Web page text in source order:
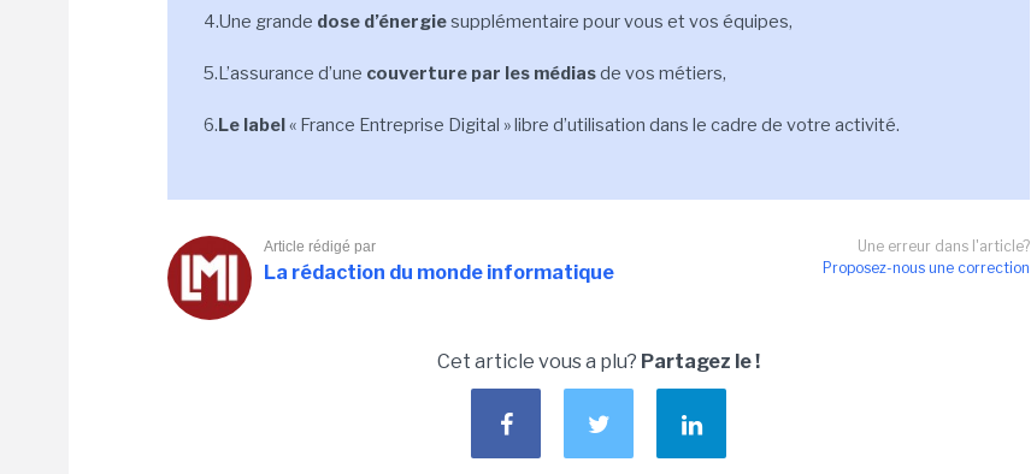
4.Une grande dose d’énergiesupplémentaire pour vous et vos équipes,
5.L’assurance d’une couverture par les médiasde vos métiers,
6.Le label« France Entreprise Digital » libre d’utilisation dans le cadre de votre activité.
Une erreur dans l'article?
Proposez-nous une correction
Article rédigé par
La rédaction du monde informatique
Cet article vous a plu? Partagez le !